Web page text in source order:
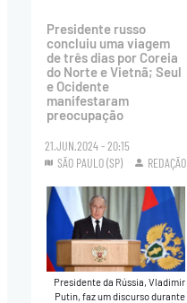
Presidente russo
concluiu uma viagem
de três dias por Coreia
do Norte e Vietnã; Seul
e Ocidente
manifestaram
preocupação
21.JUN.2024 - 20:15
SÃO PAULO (SP)
REDAÇÃO
Presidente da Rússia, Vladimir
Putin, faz um discurso durante